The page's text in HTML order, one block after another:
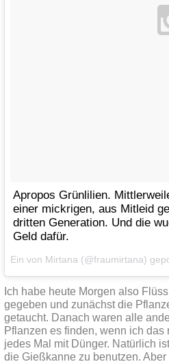
Apropos Grünlilien.
einer mickrigen, aus Mitleid
dritten Generation. Und die
Geld dafür.
Ein von Mirtana (@fraumirtana)
Ich habe heute Morgen also
gegeben und zunächst die
getaucht. Danach waren alle
Pflanzen es finden, wenn ich
jedes Mal mit Dünger. Natürlich
die Gießkanne zu benutzen.